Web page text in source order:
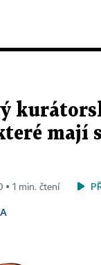
mají
▪ 1 min. čtení